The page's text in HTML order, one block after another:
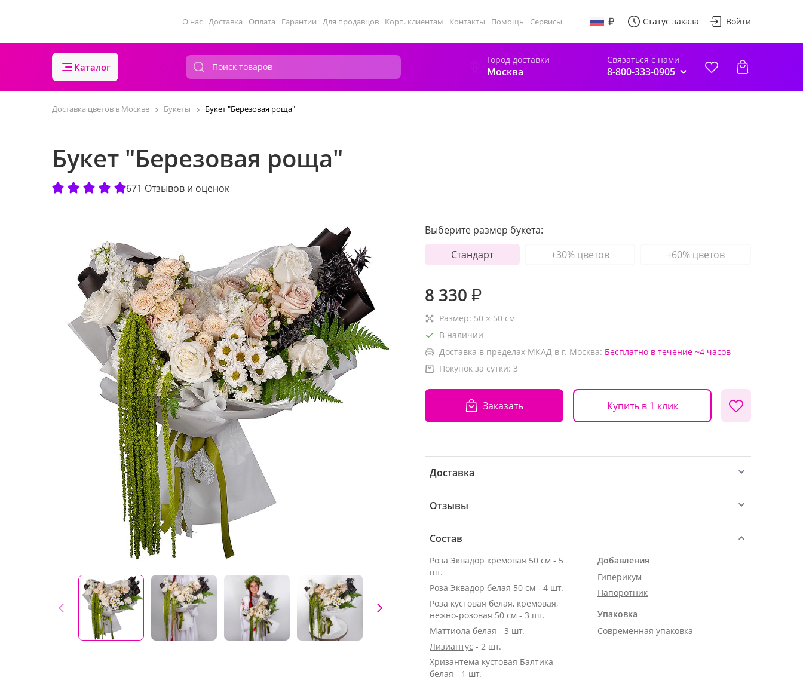
О нас Доставка Оплата Гарантии Для продавцов Корп. клиентам Контакты Помощь Сервисы Статус заказа Войти
Каталог
Город доставки
Москва
Связаться с нами
8-800-333-0905
Доставка цветов в Москве Букеты Букет "Березовая роща"
Букет "Березовая роща"
671 Отзывов и оценок
Выберите размер букета:
Стандарт
+30% цветов +60% цветов
8 330 ₽
Размер: 50 × 50 см
В наличии
Доставка в пределах МКАД в г. Москва: Бесплатно в течение ~4 часов
Покупок за сутки: 3
Заказать Купить в 1 клик
Доставка
Отзывы
Состав
Роза Эквадор кремовая 50 см - 5
шт.
Роза Эквадор белая 50 см - 4 шт.
Роза кустовая белая, кремовая,
нежно-розовая 50 см - 3 шт.
Маттиола белая - 3 шт.
Лизиантус - 2 шт.
Хризантема кустовая Балтика
белая - 1 шт.
Добавления
Гиперикум
Папоротник
Упаковка
Современная упаковка